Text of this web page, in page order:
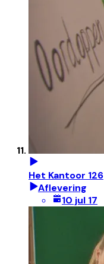
Het Kantoor 126
Aflevering
10 jul 17